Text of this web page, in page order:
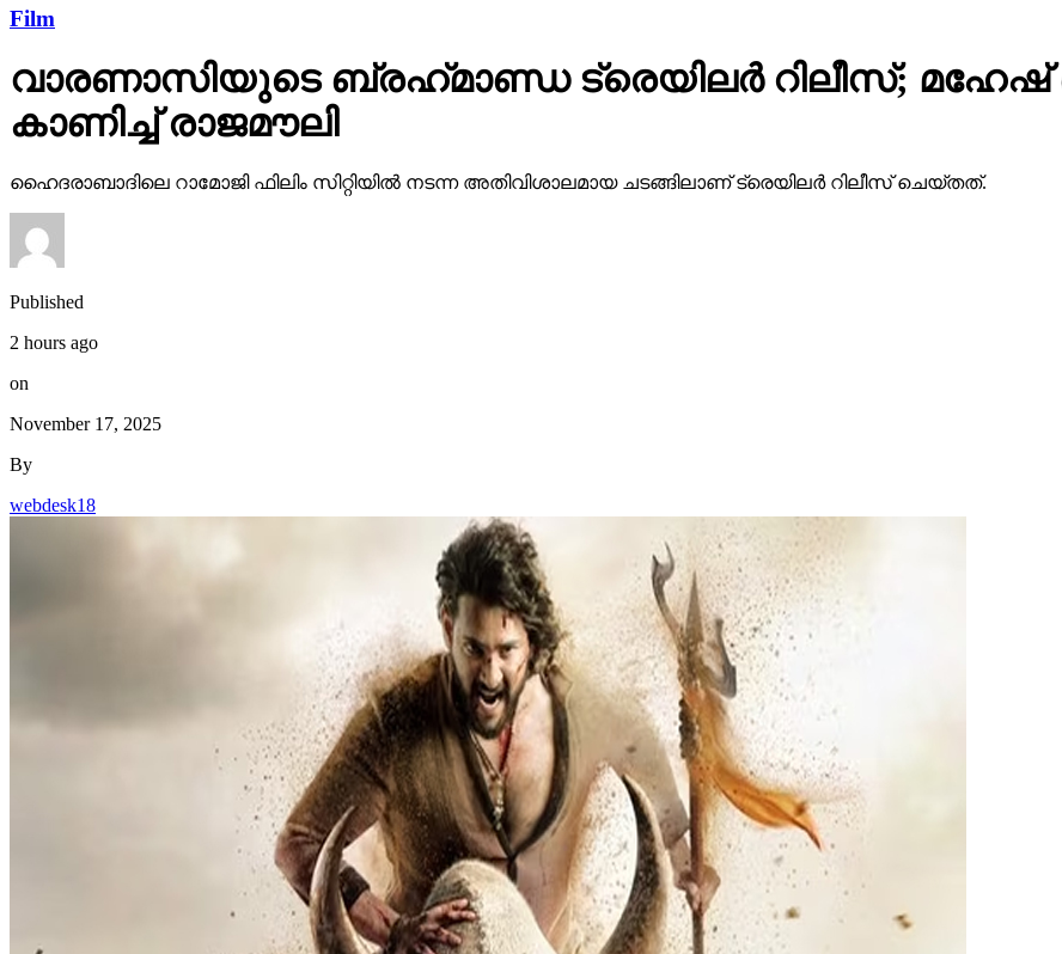
Film
വാരണാസിയുടെ ബ്രഹ്‌മാണ്ഡ ട്രെയിലര്‍ റിലീസ്;
കാണിച്ച് രാജമൗലി
ഹൈദരാബാദിലെ റാമോജി ഫിലിം സിറ്റിയില്‍ നടന്ന അതിവിശാലമായ ചടങ്ങിലാണ് ട്രെയിലര്‍ റിലീസ് ചെയ്തത്.
Published
2 hours ago
on
November 17, 2025
By
webdesk18